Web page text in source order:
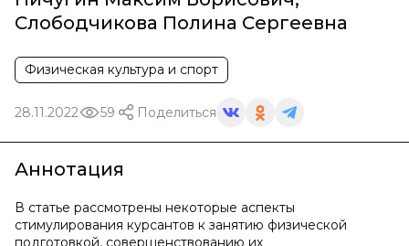
Слободчикова Полина Сергеевна
Физическая культура и спорт
28.11.2022 59 Поделиться
Аннотация
В статье рассмотрены некоторые аспекты
стимулирования курсантов к занятию физической
подготовкой, совершенствованию их